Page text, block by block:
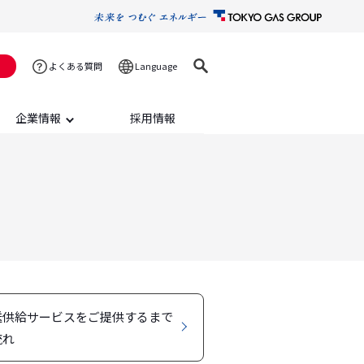
よくある質問 Language
企業情報 採用情報
給サービスをご提供するまで